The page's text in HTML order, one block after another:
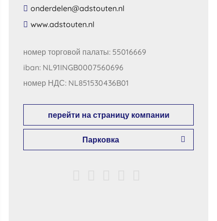
​onderdelen​@​adstouten​.​nl​
​www​.​adstouten​.​nl​
номер торговой палаты: 55016669
iban: NL91INGB0007560696
номер НДС: NL851530436B01
перейти на страницу компании
Парковка